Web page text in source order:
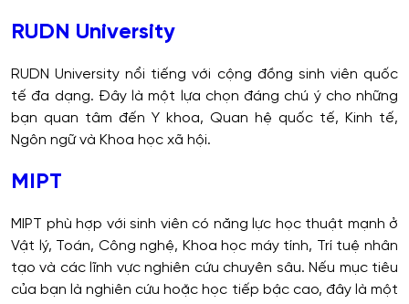
RUDN University
RUDN University nổi tiếng với cộng đồng sinh viên quốc
tế đa dạng. Đây là một lựa chọn đáng chú ý cho những
bạn quan tâm đến Y khoa, Quan hệ quốc tế, Kinh tế,
Ngôn ngữ và Khoa học xã hội.
MIPT
MIPT phù hợp với sinh viên có năng lực học thuật mạnh ở
Vật lý, Toán, Công nghệ, Khoa học máy tính, Trí tuệ nhân
tạo và các lĩnh vực nghiên cứu chuyên sâu. Nếu mục tiêu
của bạn là nghiên cứu hoặc học tiếp bậc cao, đây là một